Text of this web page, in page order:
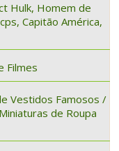
Hulk, Homem de
Capitão América,
Filmes
Vestidos Famosos /
de Roupa